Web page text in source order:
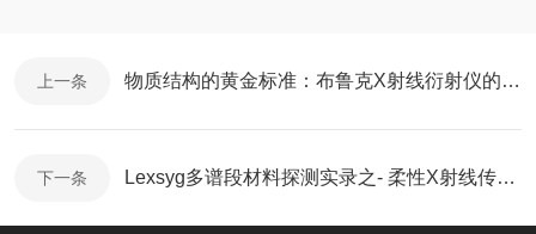
上一条 物质结构的黄金标准：布鲁克X射线衍射仪的性能
下一条 Lexsyg多谱段材料探测实录之- 柔性X射线传感器材料